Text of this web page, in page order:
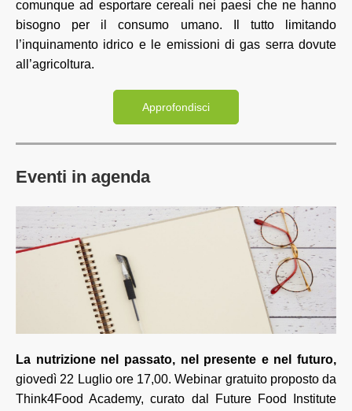
comunque ad esportare cereali nei paesi che ne hanno
bisogno per il consumo umano. Il tutto limitando
l’inquinamento idrico e le emissioni di gas serra dovute
all’agricoltura.
Approfondisci
Eventi in agenda
La nutrizione nel passato, nel presente e nel futuro,
giovedì 22 Luglio ore 17,00. Webinar gratuito proposto da
Think4Food Academy, curato dal Future Food Institute